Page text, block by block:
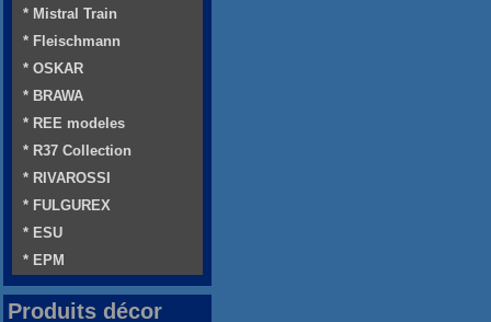
* Mistral Train
* Fleischmann
* OSKAR
* BRAWA
* REE modeles
* R37 Collection
* RIVAROSSI
* FULGUREX
* ESU
* EPM
Produits décor